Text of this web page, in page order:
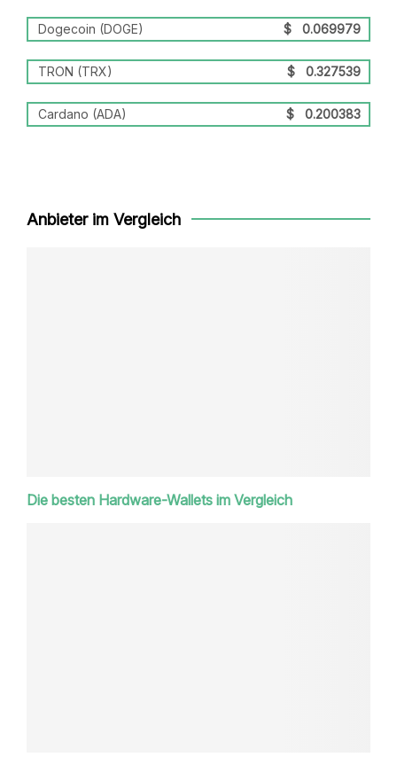
Dogecoin (DOGE) $ 0.069979
TRON (TRX) $ 0.327539
Cardano (ADA) $ 0.200383
Anbieter im Vergleich
Die besten Hardware-Wallets im Vergleich